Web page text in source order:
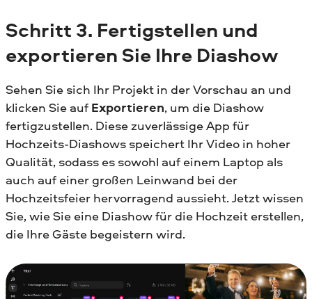
Schritt 3. Fertigstellen und
exportieren Sie Ihre Diashow
Sehen Sie sich Ihr Projekt in der Vorschau an und
klicken Sie auf Exportieren, um die Diashow
fertigzustellen. Diese zuverlässige App für
Hochzeits-Diashows speichert Ihr Video in hoher
Qualität, sodass es sowohl auf einem Laptop als
auch auf einer großen Leinwand bei der
Hochzeitsfeier hervorragend aussieht. Jetzt wissen
Sie, wie Sie eine Diashow für die Hochzeit erstellen,
die Ihre Gäste begeistern wird.